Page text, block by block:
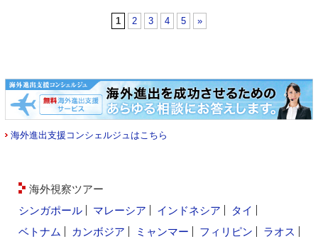
1 2 3 4 5 »
海外進出支援コンシェルジュはこちら
海外視察ツアー
シンガポール
マレーシア インドネシア
タイ
ベトナム
カンボジア ミャンマー フィリピン
ラオス